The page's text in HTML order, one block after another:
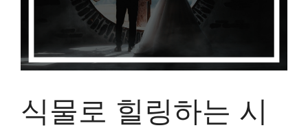
식물로 힐링하는 시